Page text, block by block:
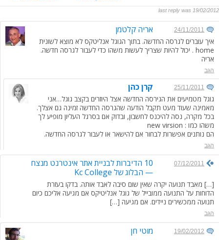
last reply was 19/02/2012
אריה קלטמן 24/11/2011
איך עוברים לגרסה החדשה. בתוך הגוגל אנליטקס לא מוצא לשונית
home . יכול להיות שצריך לעשות משהו כדי לעבור לגרסה חדשה.
אריה
הגב
קרן כהן 25/11/2011
גוגל מטמיעים את הגירסה החדשה אצל היוזרים בקצב גוגל…אני
מאמינה שעוד מעט תקבל הודעה שהגרסה החדשה זמינה גם אצלך.
בכל מקרה, נסה להיכנס לחשבון, ובדוק אם בסרגל העליון מופיע לך
משהו כמו : new virsion
הם נותנים אפשרות לבחור אם להישאר או לעבור לגרסה החדשה.
הגב
10 הדיברות לבניית אתר אינטרנט מנצח
— הבלוג של Kc College
07/12/2011
[…] מאבד תנועה יקרה שאין שום סיבה לאבד אותה. בדקו בעזרת
הדוחות על התנועה ממובייל של גוגל אנליטיקס אם מגיעה אליכם כיום
תנועה ממכשירים ניידים. אם מגיעה […]
הגב
מוטי חן 19/02/2012